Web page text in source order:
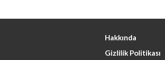
Hakkında
Gizlilik Politikası